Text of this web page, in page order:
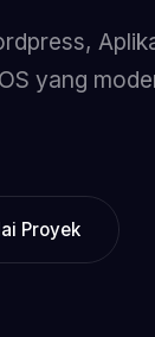
yang
Proyek